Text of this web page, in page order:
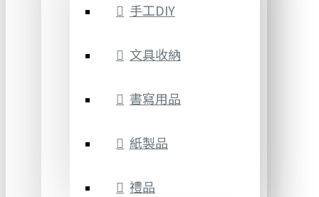
手工DIY
文具收納
書寫用品
紙製品
禮品